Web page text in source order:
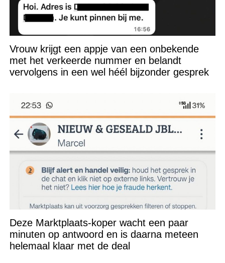
Vrouw krijgt een appje van een onbekende
met het verkeerde nummer en belandt
vervolgens in een wel héél bijzonder gesprek
Deze Marktplaats-koper wacht een paar
minuten op antwoord en is daarna meteen
helemaal klaar met de deal